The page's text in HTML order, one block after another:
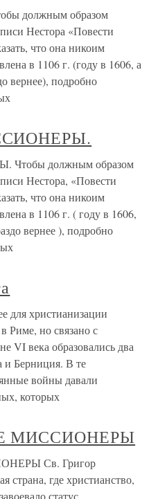
должным образом
Нестора «Повести
что она никоим
в 1106 г. (году в 1606, а
вернее), подробно
должным образом
Нестора, «Повести
что она никоим
в 1106 г. ( году в 1606,
вернее ), подробно
христианизации
Риме, но связано с
VI века образовались два
и Берниция. В те
войны давали
которых
МИССИОНЕРЫ
Св. Григор
где христианство,
статус